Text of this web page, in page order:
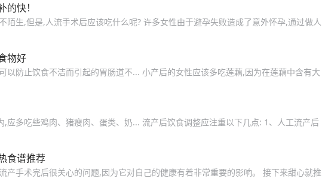
快！
陌生,但是,人流手术后应该吃什么呢? 许多女性由于避孕失败造成了意外怀孕,通过做人
物好
以防止饮食不洁而引起的胃肠道不... 小产后的女性应该多吃莲藕,因为在莲藕中含有大
,应多吃些鸡肉、猪瘦肉、蛋类、奶... 流产后饮食调整应注重以下几点: 1、人工流产后
食谱推荐
产手术完后很关心的问题,因为它对自己的健康有着非常重要的影响。 接下来甜心就推